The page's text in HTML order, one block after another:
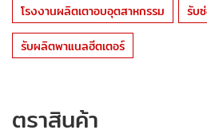
โรงงานผลิตเตาอบอุตสาหกรรม
รับ
รับผลิตพาแนลฮีตเตอร์
ตราสินค้า